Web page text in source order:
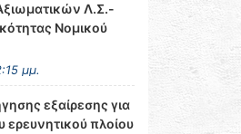
Λ.Σ.-
Νομικού
μμ.
εξαίρεσης για
ερευνητικού πλοίου